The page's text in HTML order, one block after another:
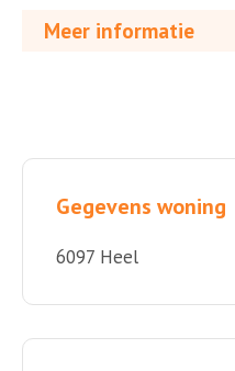
Meer informatie
Gegevens woning
6097 Heel